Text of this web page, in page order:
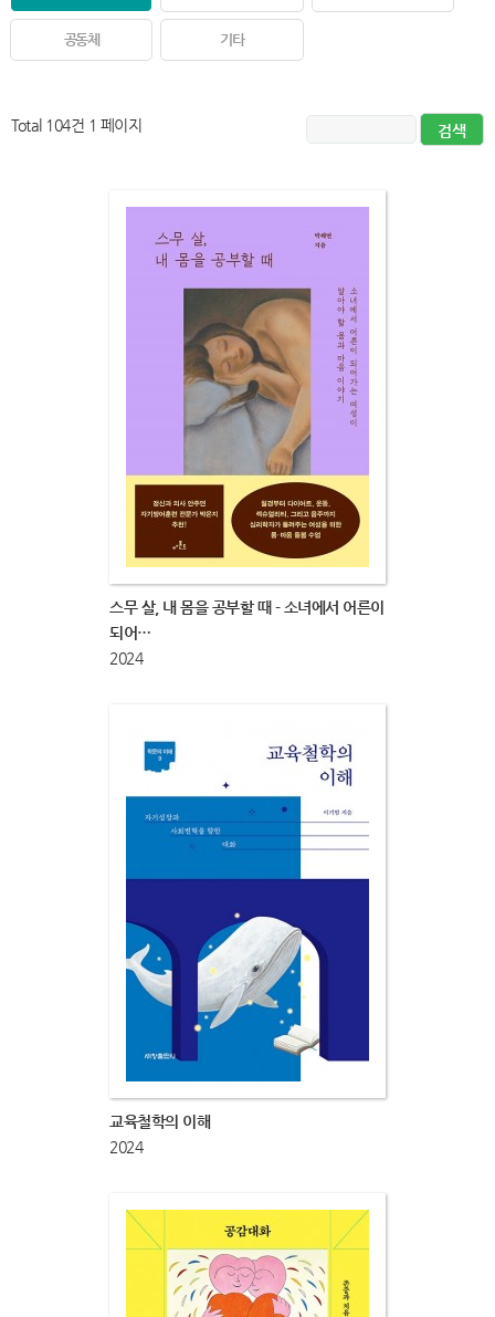
공동체 기타
Total 104건 1 페이지
스무 살, 내 몸을 공부할 때 - 소녀에서 어른이
되어…
2024
교육철학의 이해
2024